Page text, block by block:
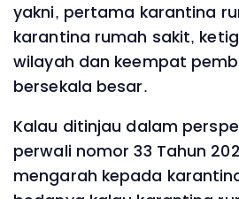
yakni, pertama karantina
karantina rumah sakit,
wilayah dan keempat
bersekala besar.
Kalau ditinjau dalam
perwali nomor 33 Tahun
mengarah kepada